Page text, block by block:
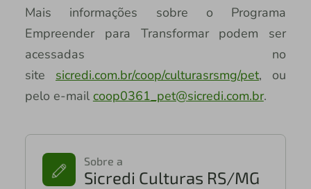
Mais informações sobre o Programa
Empreender para Transformar podem ser
acessadas no
site sicredi.com.br/coop/culturasrsmg/pet, ou
pelo e-mail coop0361_pet@sicredi.com.br.
Sobre a
Sicredi Culturas RS/MG